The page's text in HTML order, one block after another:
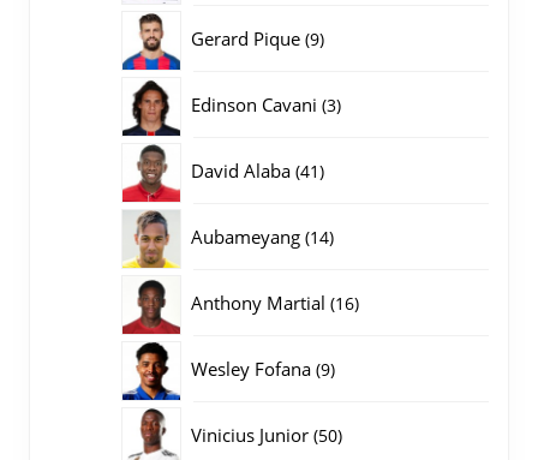
Gerard Pique 99
Edinson Cavani 33
David Alaba 4141
Aubameyang 1414
Anthony Martial 1616
Wesley Fofana 99
Vinicius Junior 5050